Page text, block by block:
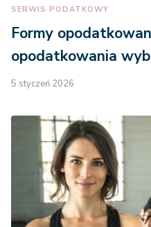
SERWIS PODATKOWY
Formy
opodatkowania
5 styczeń 2026